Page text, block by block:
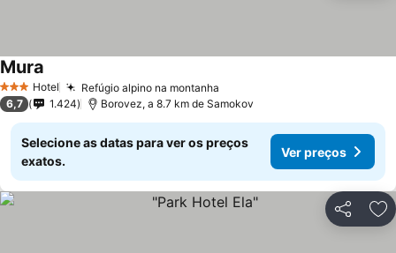
3 EstrelasHotel Refúgio alpino na montanha
Mura
6,7 1.424 Borovez, a 8.7 km de Samokov
Selecione as datas para ver os preços
exatos.
Ver preços
Partilhar